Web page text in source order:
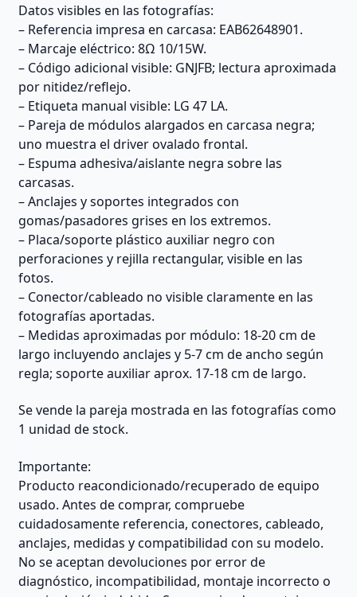
Datos visibles en las fotografías:
– Referencia impresa en carcasa: EAB62648901.
– Marcaje eléctrico: 8Ω 10/15W.
– Código adicional visible: GNJFB; lectura aproximada
por nitidez/reflejo.
– Etiqueta manual visible: LG 47 LA.
– Pareja de módulos alargados en carcasa negra;
uno muestra el driver ovalado frontal.
– Espuma adhesiva/aislante negra sobre las
carcasas.
– Anclajes y soportes integrados con
gomas/pasadores grises en los extremos.
– Placa/soporte plástico auxiliar negro con
perforaciones y rejilla rectangular, visible en las
fotos.
– Conector/cableado no visible claramente en las
fotografías aportadas.
– Medidas aproximadas por módulo: 18-20 cm de
largo incluyendo anclajes y 5-7 cm de ancho según
regla; soporte auxiliar aprox. 17-18 cm de largo.
Se vende la pareja mostrada en las fotografías como
1 unidad de stock.
Importante:
Producto reacondicionado/recuperado de equipo
usado. Antes de comprar, compruebe
cuidadosamente referencia, conectores, cableado,
anclajes, medidas y compatibilidad con su modelo.
No se aceptan devoluciones por error de
diagnóstico, incompatibilidad, montaje incorrecto o